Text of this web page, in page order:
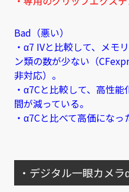
Bad（悪い）
・α7 IVと比較して、メモ
ン類の数が少ない（
非対応）。
・α7Cと比較して、高性
間が減っている。
・α7Cと比べて高価になっ
・デジタル一眼カメラ